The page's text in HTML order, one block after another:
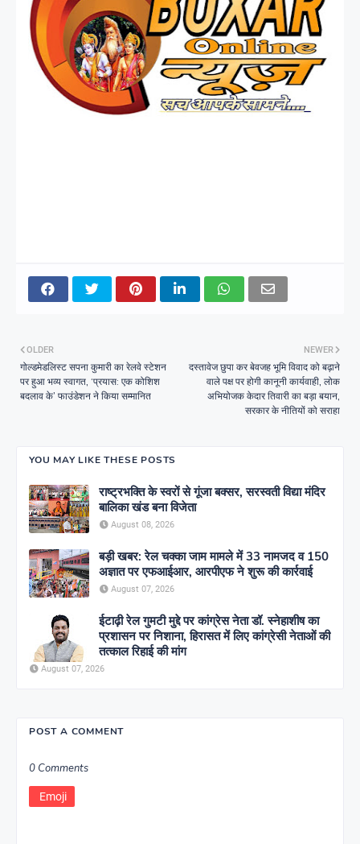
NEWER
दस्तावेज छुपा कर बेवजह भूमि विवाद को बढ़ाने
वाले पक्ष पर होगी कानूनी कार्यवाही, लोक
अभियोजक केदार तिवारी का बड़ा बयान,
सरकार के नीतियों को सराहा
OLDER
गोल्डमेडलिस्ट सपना कुमारी का रेलवे स्टेशन
पर हुआ भव्य स्वागत, ‘प्रयास: एक कोशिश
बदलाव के’ फाउंडेशन ने किया सम्मानित
YOU MAY LIKE THESE POSTS
राष्ट्रभक्ति के स्वरों से गूंजा बक्सर, सरस्वती विद्या मंदिर
बालिका खंड बना विजेता
August 08, 2026
बड़ी खबर: रेल चक्का जाम मामले में 33 नामजद व 150
अज्ञात पर एफआईआर, आरपीएफ ने शुरू की कार्रवाई
August 07, 2026
ईटाढ़ी रेल गुमटी मुद्दे पर कांग्रेस नेता डॉ. स्नेहाशीष का
प्रशासन पर निशाना, हिरासत में लिए कांग्रेसी नेताओं की
तत्काल रिहाई की मांग
August 07, 2026
POST A COMMENT
0 Comments
Emoji